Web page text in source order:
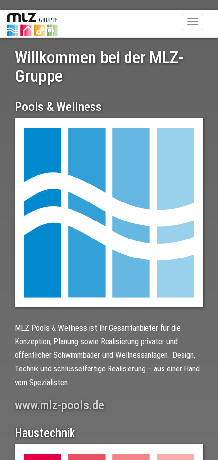
Toggle
Willkommen bei der MLZ-
Gruppe
Pools & Wellness
MLZ Pools & Wellness ist Ihr Gesamtanbieter für die
Konzeption, Planung sowie Realisierung privater und
öffentlicher Schwimmbäder und Wellnessanlagen. Design,
Technik und schlüsselfertige Realisierung – aus einer Hand
vom Spezialisten.
www.mlz-pools.de
Haustechnik